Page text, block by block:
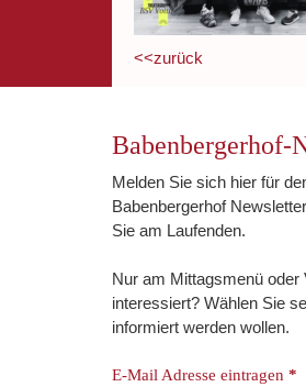
<<zurück
Babenbergerhof-
Melden Sie sich hier für
Babenbergerhof
Sie am Laufenden.
Nur am Mittagsmenü oder
interessiert? Wählen Sie
informiert werden wollen.
E-Mail Adresse eintragen *